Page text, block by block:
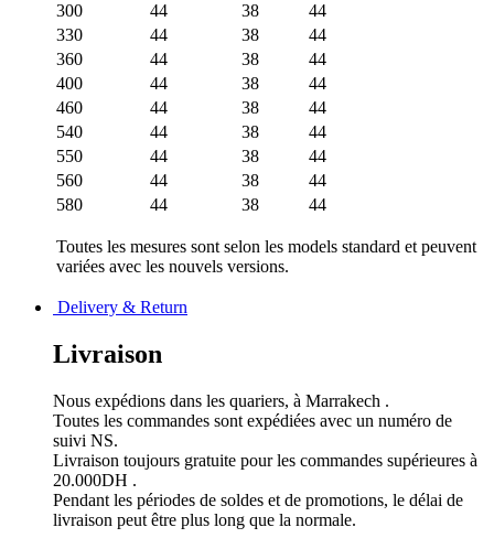
300
44 38
44
330
44 38
44
360
44 38
44
400
44 38
44
460
44 38
44
540
44 38
44
550
44 38
44
560
44 38
44
580
44 38 44
Toutes les mesures sont selon les models standard et peuvent
variées avec les nouvels versions.
Delivery & Return
Livraison
Nous expédions dans les quariers, à Marrakech .
Toutes les commandes sont expédiées avec un numéro de
suivi NS.
Livraison toujours gratuite pour les commandes supérieures à
20.000DH .
Pendant les périodes de soldes et de promotions, le délai de
livraison peut être plus long que la normale.